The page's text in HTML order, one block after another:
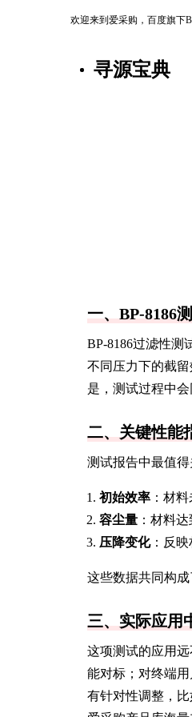
欢迎来到爱采购，百度旗下
寻源宝典
一、BP-8186
BP-8186过滤性测
不同压力下的截
是，测试过程中
二、关键性能
测试报告中最值得
初始效率 ：材
容尘量 ：材料
压降变化：反映
这些数据共同构成
三、实际应用
这项测试的应用
能对标；对终端
有针对性调整，